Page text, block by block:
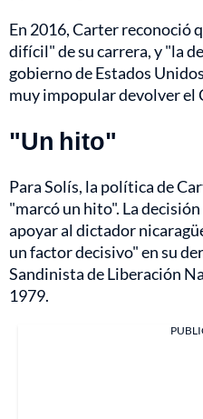
En 2016, Carter reconoció
difícil" de su carrera, y "la
gobierno de Estados
muy impopular devolver el
"Un hito"
Para Solís, la política de
"marcó un hito". La
apoyar al dictador
un factor decisivo" en su
Sandinista de Liberación
1979.